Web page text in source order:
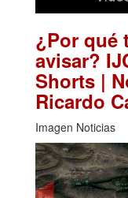
¿Por qué
avisar?
Shorts |
Ricardo
Imagen Noticias